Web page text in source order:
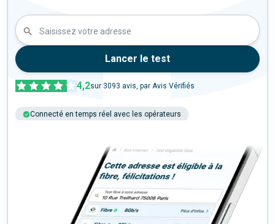
Saisissez votre adresse
Lancer le test
4,2sur 3093 avis, par Avis Vérifiés
Connecté en temps réel avec les opérateurs